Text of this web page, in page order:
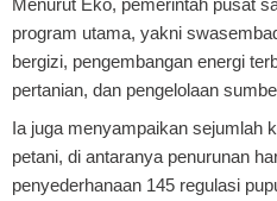
Menurut Eko, pemerintah pusat
program utama, yakni
bergizi, pengembangan energi
pertanian, dan pengelolaan
Ia juga menyampaikan sejumlah
petani, di antaranya penurunan
penyederhanaan 145 regulasi